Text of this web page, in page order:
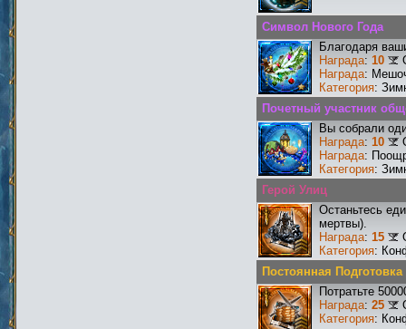
Символ Нового Года
Благодаря
Награда: 10
Награда:
Категория:
Почетный участник
Вы собрали
Награда: 10
Награда:
Категория:
Герой Улиц
Останьтесь
мертвы).
Награда: 15
Категория:
Постоянная
Потратьте
Награда: 25
Категория: